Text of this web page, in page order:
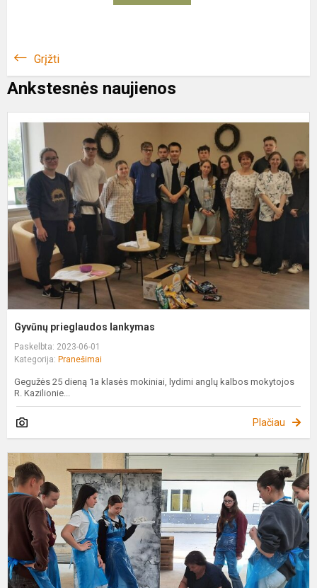
Grįžti
Ankstesnės naujienos
Gyvūnų prieglaudos lankymas
Paskelbta: 2023-06-01
Kategorija: Pranešimai
Gegužės 25 dieną 1a klasės mokiniai, lydimi anglų kalbos mokytojos
R. Kazilionie...
Plačiau